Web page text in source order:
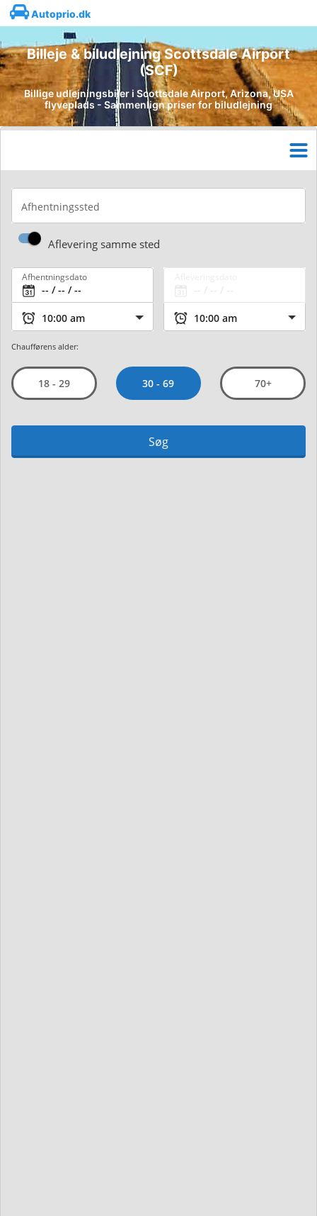
Autoprio.dk
Billeje & biludlejning Scottsdale Airport
(SCF)
Billige udlejningsbiler i Scottsdale Airport, Arizona, USA
flyveplads - Sammenlign priser for biludlejning
Afhentningssted
Aflevering samme sted
Afhentningsdato
Chaufførens alder:
18 - 29 30 - 69 70+
Søg